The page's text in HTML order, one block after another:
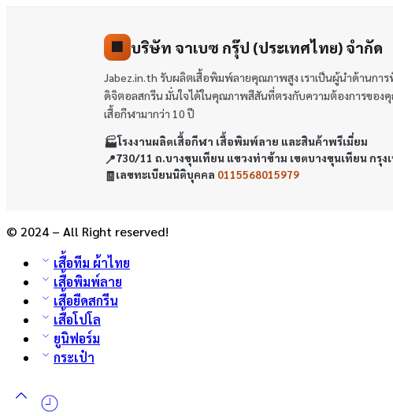
🏢 บริษัท จาเบซ กรุ๊ป (ประเทศไทย) จำกัด
Jabez.in.th รับผลิตเสื้อพิมพ์ลายคุณภาพสูง เราเป็นผู้นำด้านกา
ดิจิตอลสกรีน มั่นใจได้ในคุณภาพสีสันที่ตรงกับความต้องการของคุ
เสื้อกีฬามากว่า 10 ปี
🏭โรงงานผลิตเสื้อกีฬา เสื้อพิมพ์ลาย และสินค้าพรีเมี่ยม
📍730/11 ถ.บางขุนเทียน แขวงท่าข้าม เขตบางขุนเทียน กรุง
🧾เลขทะเบียนนิติบุคคล 0115568015979
© 2024 – All Right reserved!
เสื้อทีม ผ้าไทย
เสื้อพิมพ์ลาย
เสื้อยืดสกรีน
เสื้อโปโล
ยูนิฟอร์ม
กระเป๋า